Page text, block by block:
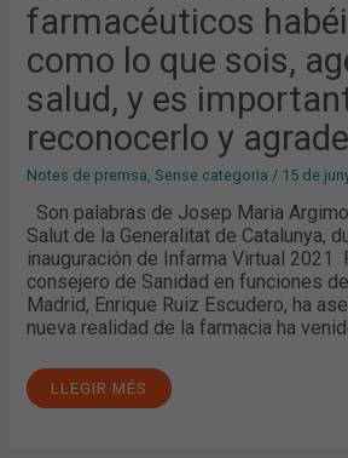
farmacéuticos
como lo que sois,
salud, y es
reconocerlo y
Notes de premsa ,Sense categoria / 15 de
Son palabras de Josep Maria
Salut de la Generalitat de Catalunya,
inauguración de Infarma Virtual 2021
consejero de Sanidad en funciones
Madrid, Enrique Ruiz Escudero, ha
nueva realidad de la farmacia ha
AGENTES
DE
SALUD,
Y
ES
IMPORTANTE
RECONOCERLO
Y
AGRADECERLO”
LLEGIR MÉS